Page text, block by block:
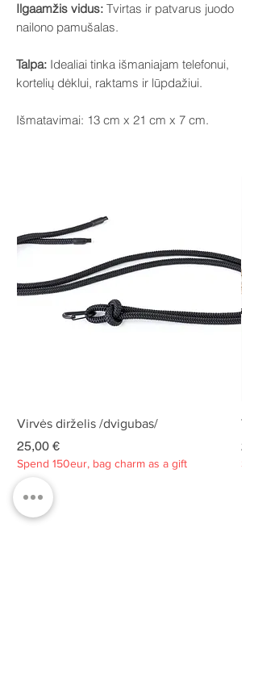
Ilgaamžis vidus: Tvirtas ir patvarus juodo
nailono pamušalas.
Talpa: Idealiai tinka išmaniajam telefonui,
kortelių dėklui, raktams ir lūpdažiui.
Išmatavimai: 13 cm x 21 cm x 7 cm.
Virvės dirželis /dvigubas/
Kaina
25,00 €
Spend 150eur, bag charm as a gift